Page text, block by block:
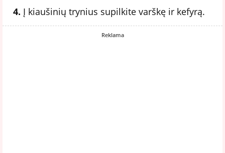
4. Į kiaušinių trynius supilkite varškę ir kefyrą.
Reklama